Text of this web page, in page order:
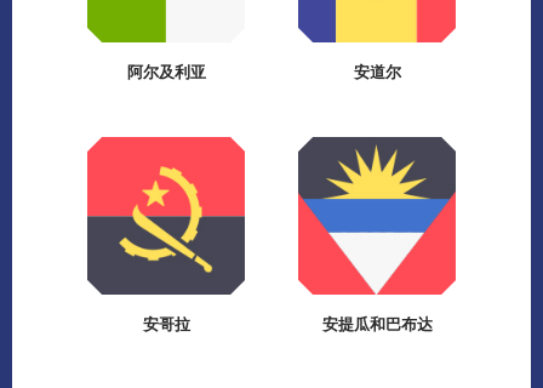
阿尔及利亚 安道尔
安哥拉 安提瓜和巴布达